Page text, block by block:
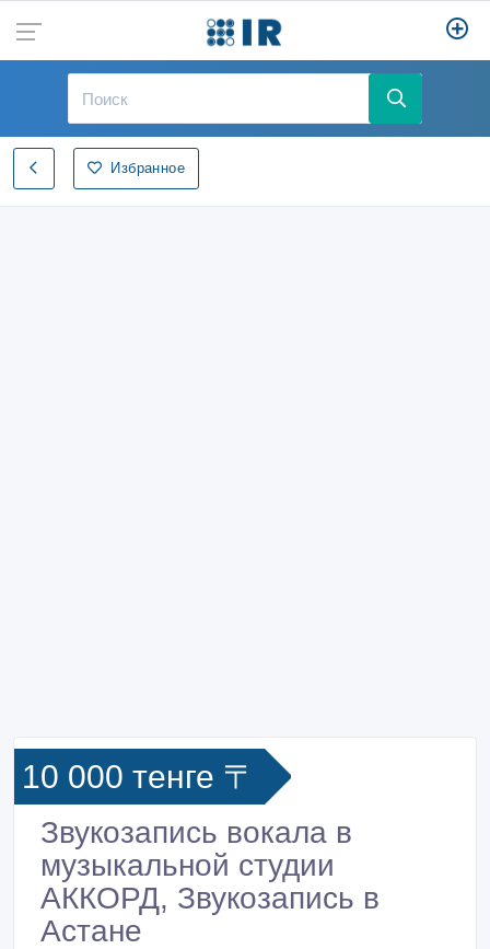
Избранное
10 000 тенге 〒
Звукозапись вокала в
музыкальной студии
АККОРД, Звукозапись в
Астане